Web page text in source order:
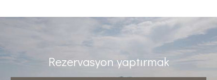
Rezervasyon yaptırmak